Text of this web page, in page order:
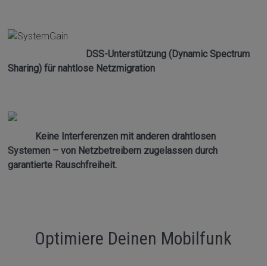
DSS-Unterstützung (Dynamic Spectrum
Sharing) für nahtlose Netzmigration
Keine Interferenzen mit anderen drahtlosen
Systemen – von Netzbetreibern zugelassen durch
garantierte Rauschfreiheit.
Optimiere Deinen Mobilfunk